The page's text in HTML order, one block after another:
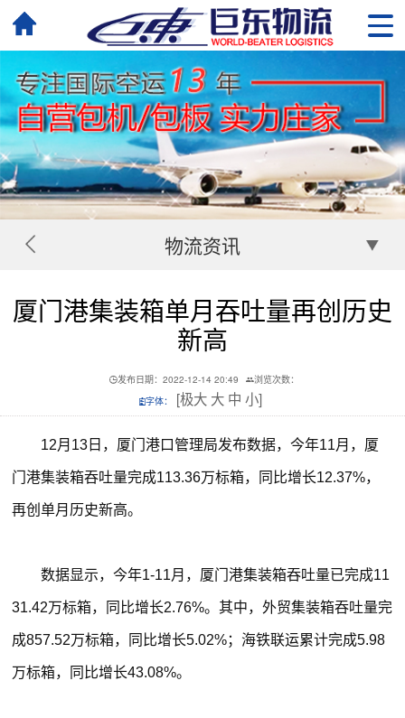
物流资讯
厦门港集装箱单月吞吐量再创历史
新高
发布日期：2022-12-14 20:49
浏览次数：
字体：
[极大 大 中 小]
12月13日，厦门港口管理局发布数据，今年11月，厦
门港集装箱吞吐量完成113.36万标箱，同比增长12.37%，
再创单月历史新高。
数据显示，今年1-11月，厦门港集装箱吞吐量已完成11
31.42万标箱，同比增长2.76%。其中，外贸集装箱吞吐量完
成857.52万标箱，同比增长5.02%；海铁联运累计完成5.98
万标箱，同比增长43.08%。